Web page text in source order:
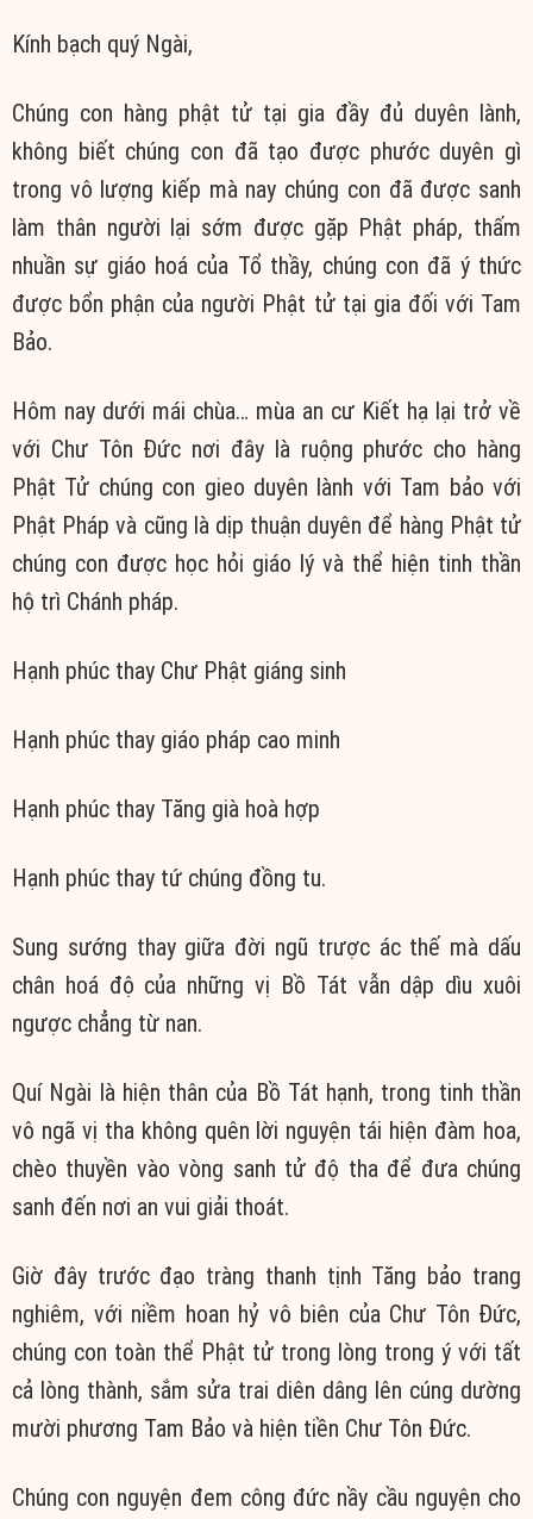
Kính bạch quý Ngài,
Chúng con hàng phật tử tại gia đầy đủ duyên lành,
không biết chúng con đã tạo được phước duyên gì
trong vô lượng kiếp mà nay chúng con đã được sanh
làm thân người lại sớm được gặp Phật pháp, thấm
nhuần sự giáo hoá của Tổ thầy, chúng con đã ý thức
được bổn phận của người Phật tử tại gia đối với Tam
Bảo.
Hôm nay dưới mái chùa… mùa an cư Kiết hạ lại trở về
với Chư Tôn Đức nơi đây là ruộng phước cho hàng
Phật Tử chúng con gieo duyên lành với Tam bảo với
Phật Pháp và cũng là dịp thuận duyên để hàng Phật tử
chúng con được học hỏi giáo lý và thể hiện tinh thần
hộ trì Chánh pháp.
Hạnh phúc thay Chư Phật giáng sinh
Hạnh phúc thay giáo pháp cao minh
Hạnh phúc thay Tăng già hoà hợp
Hạnh phúc thay tứ chúng đồng tu.
Sung sướng thay giữa đời ngũ trược ác thế mà dấu
chân hoá độ của những vị Bồ Tát vẫn dập dìu xuôi
ngược chẳng từ nan.
Quí Ngài là hiện thân của Bồ Tát hạnh, trong tinh thần
vô ngã vị tha không quên lời nguyện tái hiện đàm hoa,
chèo thuyền vào vòng sanh tử độ tha để đưa chúng
sanh đến nơi an vui giải thoát.
Giờ đây trước đạo tràng thanh tịnh Tăng bảo trang
nghiêm, với niềm hoan hỷ vô biên của Chư Tôn Đức,
chúng con toàn thể Phật tử trong lòng trong ý với tất
cả lòng thành, sắm sửa trai diên dâng lên cúng dường
mười phương Tam Bảo và hiện tiền Chư Tôn Đức.
Chúng con nguyện đem công đức nầy cầu nguyện cho